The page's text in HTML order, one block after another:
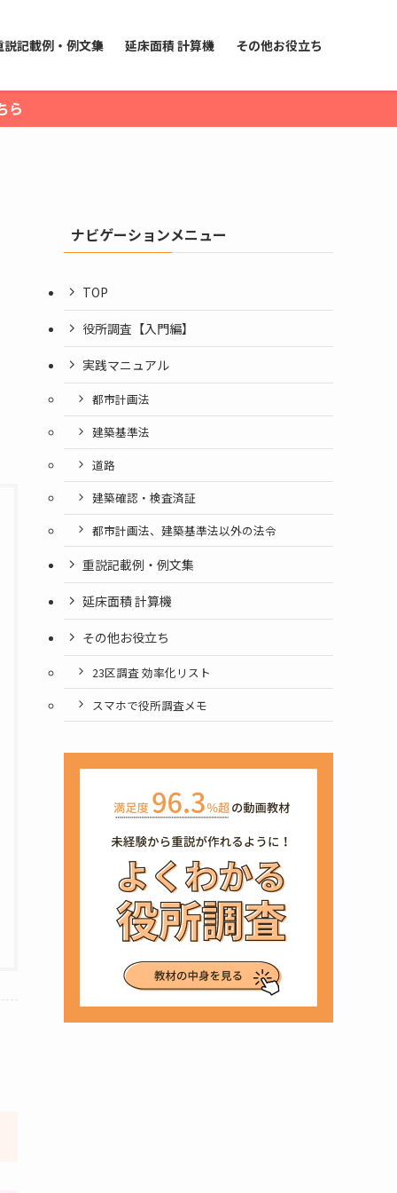
説記載例・例文集 延床面積 計算機 その他お役立ち
ら
ナビゲーションメニュー
TOP
役所調査【入門編】
実践マニュアル
都市計画法
建築基準法
道路
建築確認・検査済証
都市計画法、建築基準法以外の法令
重説記載例・例文集
延床面積 計算機
その他お役立ち
23区調査 効率化リスト
スマホで役所調査メモ